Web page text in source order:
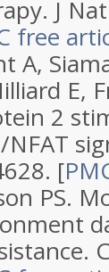
. J
free
A,
E,
2
[
PS.
.